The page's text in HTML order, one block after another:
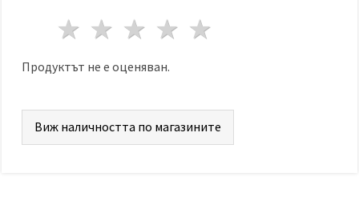
4 звезди
3 звезди
2 звезди
1 звезда
Продуктът не е оценяван.
Виж наличността по магазините